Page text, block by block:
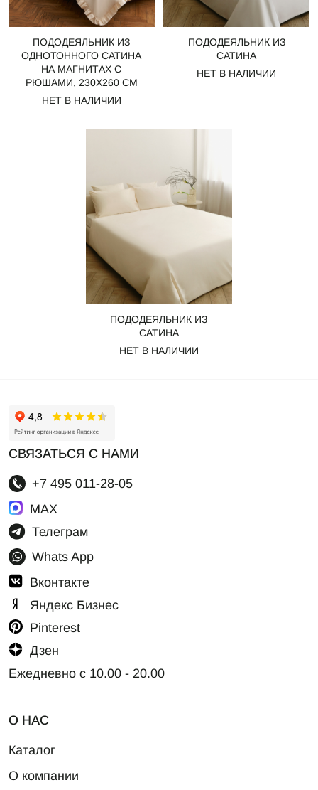
ПОДОДЕЯЛЬНИК ИЗ
ОДНОТОННОГО САТИНА
НА МАГНИТАХ С
РЮШАМИ, 230Х260 СМ
НЕТ В НАЛИЧИИ
ПОДОДЕЯЛЬНИК ИЗ
САТИНА
НЕТ В НАЛИЧИИ
ПОДОДЕЯЛЬНИК ИЗ
САТИНА
НЕТ В НАЛИЧИИ
О НАС
Каталог
О компании
СВЯЗАТЬСЯ С НАМИ
+7 495 011-28-05
MAX
Телеграм
Whats App
Вконтакте
Яндекс Бизнес
Pinterest
Дзен
Ежедневно с 10.00 - 20.00